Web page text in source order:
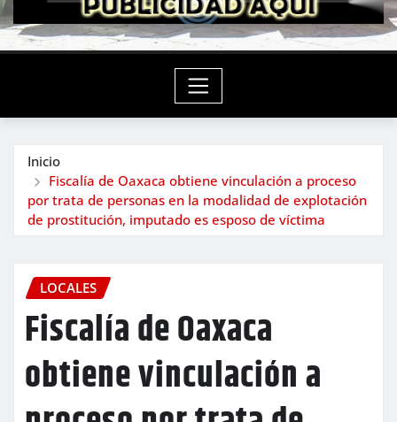
Inicio
Fiscalía de Oaxaca obtiene vinculación a proceso
por trata de personas en la modalidad de explotación
de prostitución, imputado es esposo de víctima
LOCALES
Fiscalía de Oaxaca
obtiene vinculación a